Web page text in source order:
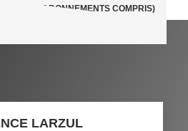
ABONNEMENTS COMPRIS)
LARZUL